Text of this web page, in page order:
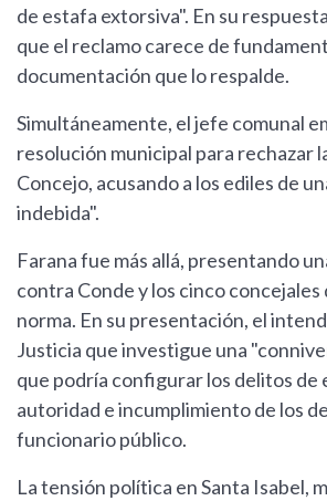
de estafa extorsiva". En su
que el reclamo carece de
documentación que lo respalde.
Simultáneamente, el jefe comunal
resolución municipal para rechazar
Concejo, acusando a los ediles de
indebida".
Farana fue más allá, presentando
contra Conde y los cinco concejales
norma. En su presentación, el
Justicia que investigue una
que podría configurar los delitos de
autoridad e incumplimiento de los
funcionario público.
La tensión política en Santa Isabel,